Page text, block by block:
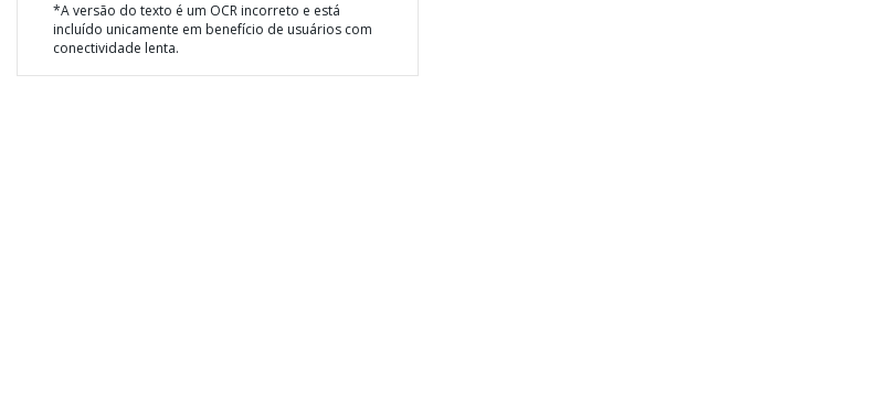
*A versão do texto é um OCR incorreto e está
incluído unicamente em benefício de usuários com
conectividade lenta.